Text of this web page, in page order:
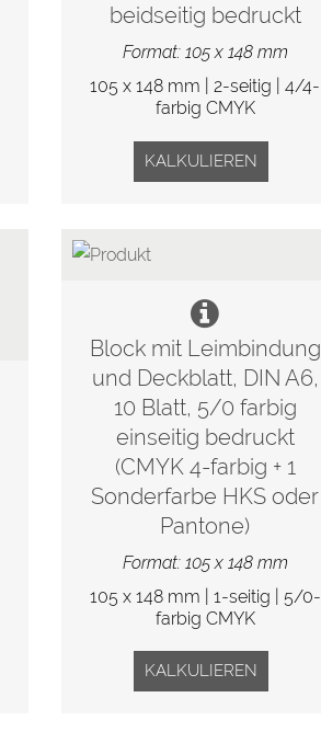
beidseitig bedruckt
Format: 105 x 148 mm
105 x 148 mm | 2-seitig | 4/4-
farbig CMYK
KALKULIEREN
Block mit Leimbindung
und Deckblatt, DIN A6,
10 Blatt, 5/0 farbig
einseitig bedruckt
(CMYK 4-farbig + 1
Sonderfarbe HKS oder
Pantone)
Format: 105 x 148 mm
105 x 148 mm | 1-seitig | 5/0-
farbig CMYK
KALKULIEREN